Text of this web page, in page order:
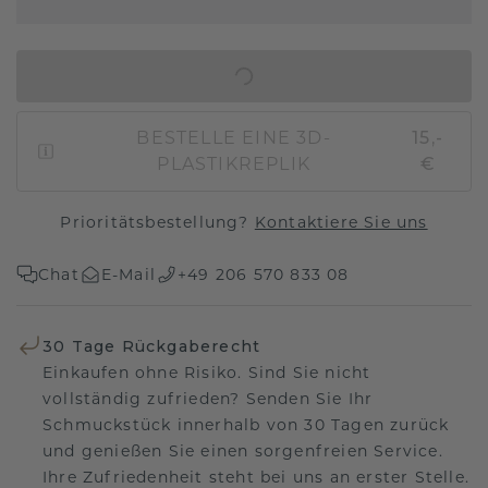
BESTELLE EINE 3D-
PLASTIKREPLIK
15,-
€
Prioritätsbestellung? Kontaktiere Sie uns
Chat E-Mail +49 206 570 833 08
30 Tage Rückgaberecht
Einkaufen ohne Risiko. Sind Sie nicht
vollständig zufrieden? Senden Sie Ihr
Schmuckstück innerhalb von 30 Tagen zurück
und genießen Sie einen sorgenfreien Service.
Ihre Zufriedenheit steht bei uns an erster Stelle.